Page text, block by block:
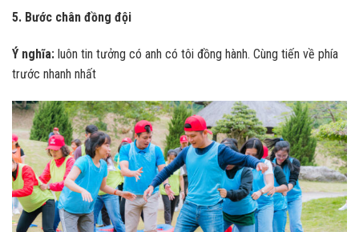
5. Bước chân đồng đội
Ý nghĩa: luôn tin tưởng có anh có tôi đồng hành. Cùng tiến về phía
trước nhanh nhất